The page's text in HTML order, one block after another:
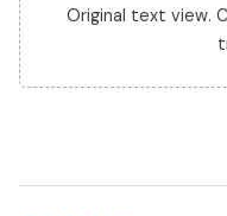
Original text view.